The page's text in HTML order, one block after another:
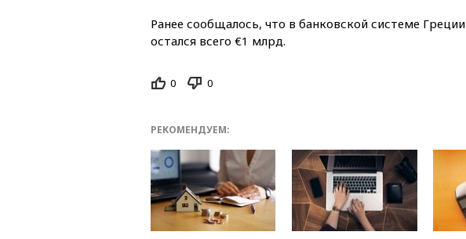
Ранее сообщалось, что в банковской системе Греции
остался всего €1 млрд.
0 0
РЕКОМЕНДУЕМ: